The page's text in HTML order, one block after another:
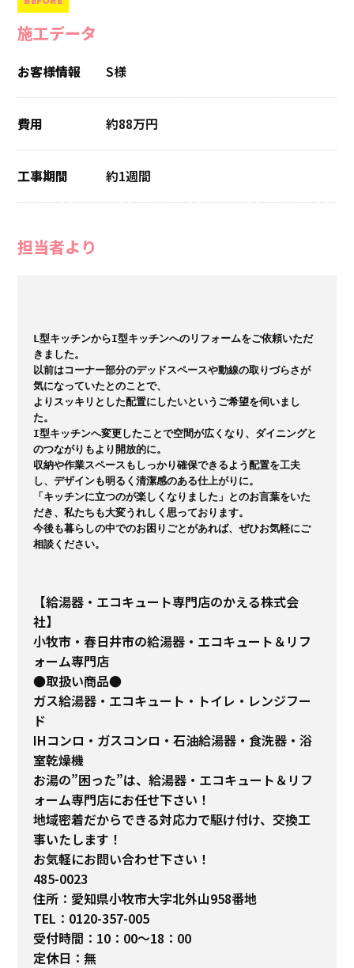
施工データ
お客様情報 S様
費用 約88万円
工事期間 約1週間
担当者より
L型キッチンからI型キッチンへのリフォームをご依頼いただ
きました。
以前はコーナー部分のデッドスペースや動線の取りづらさが
気になっていたとのことで、
よりスッキリとした配置にしたいというご希望を伺いまし
た。
I型キッチンへ変更したことで空間が広くなり、ダイニングと
のつながりもより開放的に。
収納や作業スペースもしっかり確保できるよう配置を工夫
し、デザインも明るく清潔感のある仕上がりに。
「キッチンに立つのが楽しくなりました」とのお言葉をいた
だき、私たちも大変うれしく思っております。
今後も暮らしの中でのお困りごとがあれば、ぜひお気軽にご
相談ください。
【給湯器・エコキュート専門店のかえる株式会
社】
小牧市・春日井市の給湯器・エコキュート＆リフ
ォーム専門店
●取扱い商品●
ガス給湯器・エコキュート・トイレ・レンジフー
ド
IHコンロ・ガスコンロ・石油給湯器・食洗器・浴
室乾燥機
お湯の”困った”は、給湯器・エコキュート＆リフ
ォーム専門店にお任せ下さい！
地域密着だからできる対応力で駆け付け、交換工
事いたします！
お気軽にお問い合わせ下さい！
485-0023
住所：愛知県小牧市大字北外山958番地
TEL：0120-357-005
受付時間：10：00～18：00
定休日：無